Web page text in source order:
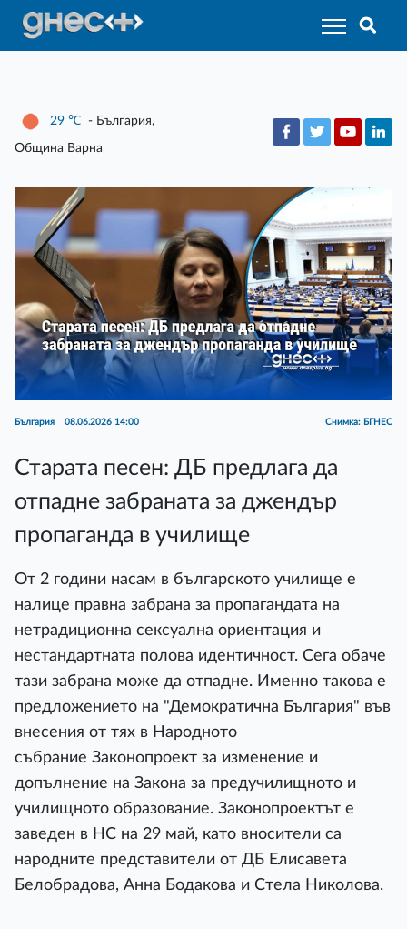
29 ℃ - България,
Община Варна
България 08.06.2026 14:00 Снимка: БГНЕС
Старата песен: ДБ предлага да
отпадне забраната за джендър
пропаганда в училище
От 2 години насам в българското училище е
налице правна забрана за пропагандата на
нетрадиционна сексуална ориентация и
нестандартната полова идентичност. Сега обаче
тази забрана може да отпадне. Именно такова е
предложението на "Демократична България" във
внесения от тях в Народното
събрание Законопроект за изменение и
допълнение на Закона за предучилищното и
училищното образование. Законопроектът е
заведен в НС на 29 май, като вносители са
народните представители от ДБ Елисавета
Белобрадова, Анна Бодакова и Стела Николова.